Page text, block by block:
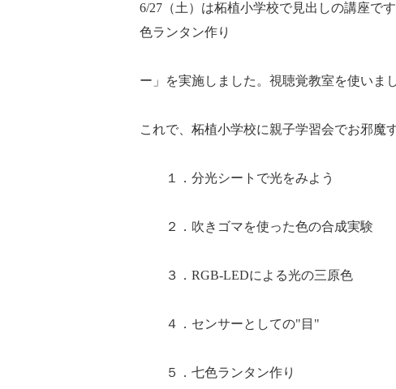
6/27 （土）は柘植小学校で見出しの講座で
色ランタン作り
ー」を実施しました。視聴覚教室を使いま
これで、柘植小学校に親子学習会でお邪魔
１．分光シートで光をみよう
２．吹きゴマを使った色の合成実験
３． RGB-LEDによる光の三原色
４．センサーとしての"目"
５．七色ランタン作り